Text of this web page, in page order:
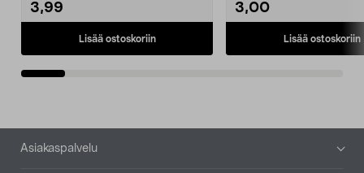
3,99
Lisää ostoskoriin
3,00
Lisää ostoskoriin
Alatunniste
Asiakaspalvelu